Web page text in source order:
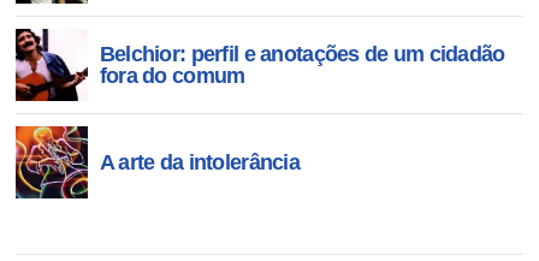
Belchior: perfil e anotações de um cidadão
fora do comum
A arte da intolerância